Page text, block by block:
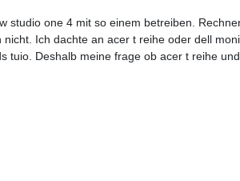
studio one 4 mit so einem betreiben.
Ich dachte an acer t reihe oder dell
Deshalb meine frage ob acer t reihe